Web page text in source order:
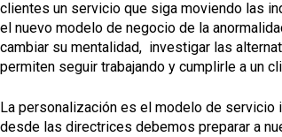
clientes un servicio que siga moviendo las
el nuevo modelo de negocio de la
cambiar su mentalidad, investigar las
permiten seguir trabajando y cumplirle a un
La personalización es el modelo de servicio
desde las directrices debemos preparar a